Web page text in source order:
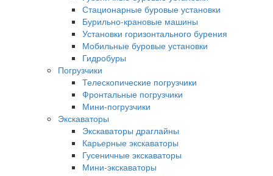
Стационарные буровые установки
Бурильно-крановые машины
Установки горизонтального бурения
Мобильные буровые установки
Гидробуры
Погрузчики
Телескопические погрузчики
Фронтальные погрузчики
Мини-погрузчики
Экскаваторы
Экскаваторы драглайны
Карьерные экскаваторы
Гусеничные экскаваторы
Мини-экскаваторы